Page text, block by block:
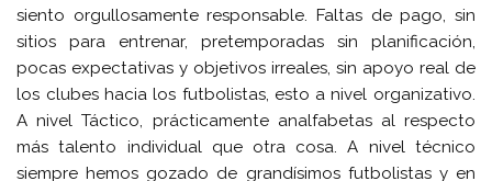
siento orgullosamente responsable. Faltas de pago, sin
sitios para entrenar, pretemporadas sin planificación,
pocas expectativas y objetivos irreales, sin apoyo real de
los clubes hacia los futbolistas, esto a nivel organizativo.
A nivel Táctico, prácticamente analfabetas al respecto
más talento individual que otra cosa. A nivel técnico
siempre hemos gozado de grandísimos futbolistas y en